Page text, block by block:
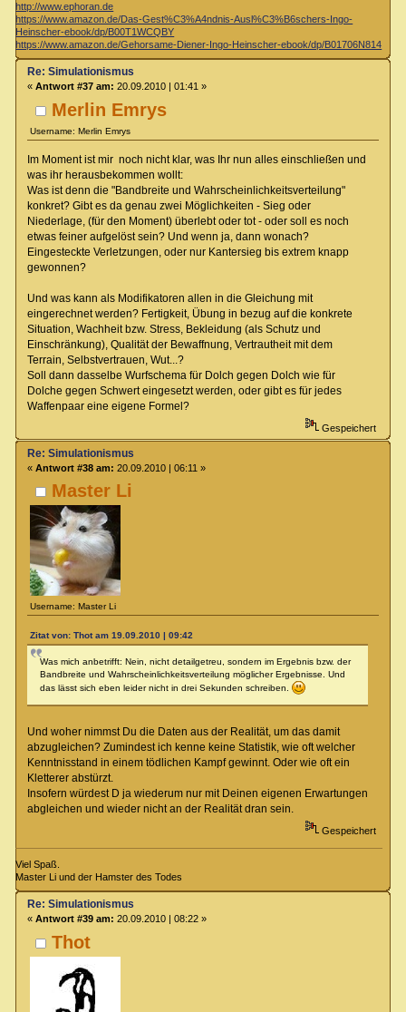
http://www.ephoran.de
https://www.amazon.de/Das-Gest%C3%A4ndnis-Ausl%C3%B6schers-Ingo-
Heinscher-ebook/dp/B00T1WCQBY
https://www.amazon.de/Gehorsame-Diener-Ingo-Heinscher-ebook/dp/B01706N814
Merlin Emrys
Username: Merlin Emrys
Re: Simulationismus
« Antwort #37 am: 20.09.2010 | 01:41 »
Im Moment ist mir noch nicht klar, was Ihr nun alles einschließen und
was ihr herausbekommen wollt:
Was ist denn die "Bandbreite und Wahrscheinlichkeitsverteilung"
konkret? Gibt es da genau zwei Möglichkeiten - Sieg oder
Niederlage, (für den Moment) überlebt oder tot - oder soll es noch
etwas feiner aufgelöst sein? Und wenn ja, dann wonach?
Eingesteckte Verletzungen, oder nur Kantersieg bis extrem knapp
gewonnen?
Und was kann als Modifikatoren allen in die Gleichung mit
eingerechnet werden? Fertigkeit, Übung in bezug auf die konkrete
Situation, Wachheit bzw. Stress, Bekleidung (als Schutz und
Einschränkung), Qualität der Bewaffnung, Vertrautheit mit dem
Terrain, Selbstvertrauen, Wut...?
Soll dann dasselbe Wurfschema für Dolch gegen Dolch wie für
Dolche gegen Schwert eingesetzt werden, oder gibt es für jedes
Waffenpaar eine eigene Formel?
Gespeichert
Master Li
Username: Master Li
Re: Simulationismus
« Antwort #38 am: 20.09.2010 | 06:11 »
Zitat von: Thot am 19.09.2010 | 09:42
Was mich anbetrifft: Nein, nicht detailgetreu, sondern im Ergebnis bzw. der
Bandbreite und Wahrscheinlichkeitsverteilung möglicher Ergebnisse. Und
das lässt sich eben leider nicht in drei Sekunden schreiben.
Und woher nimmst Du die Daten aus der Realität, um das damit
abzugleichen? Zumindest ich kenne keine Statistik, wie oft welcher
Kenntnisstand in einem tödlichen Kampf gewinnt. Oder wie oft ein
Kletterer abstürzt.
Insofern würdest D ja wiederum nur mit Deinen eigenen Erwartungen
abgleichen und wieder nicht an der Realität dran sein.
Gespeichert
Viel Spaß.
Master Li und der Hamster des Todes
Thot
Re: Simulationismus
« Antwort #39 am: 20.09.2010 | 08:22 »